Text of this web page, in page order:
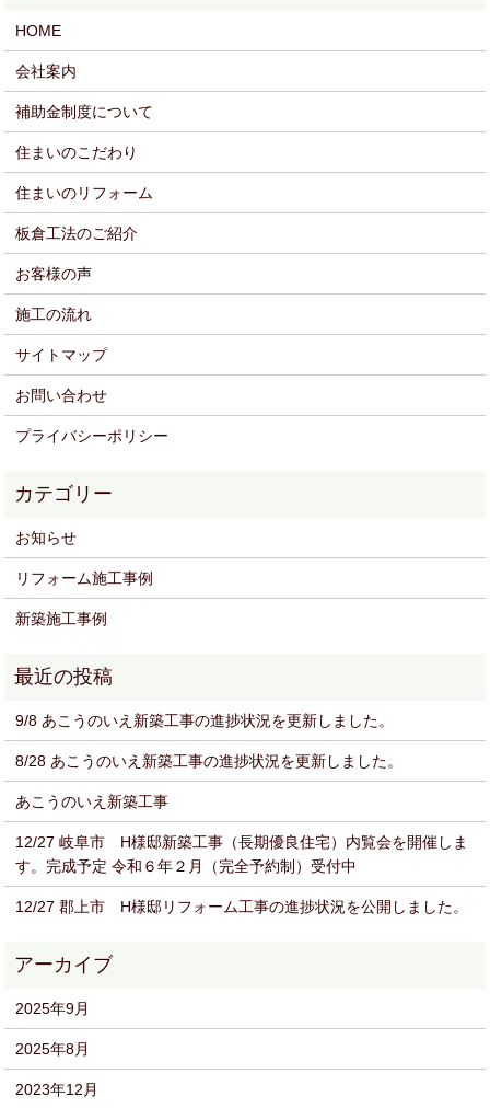
HOME
会社案内
補助金制度について
住まいのこだわり
住まいのリフォーム
板倉工法のご紹介
お客様の声
施工の流れ
サイトマップ
お問い合わせ
プライバシーポリシー
お知らせ
リフォーム施工事例
新築施工事例
9/8 あこうのいえ新築工事の進捗状況を更新しました。
8/28 あこうのいえ新築工事の進捗状況を更新しました。
あこうのいえ新築工事
12/27 岐阜市 H様邸新築工事（長期優良住宅）内覧会を開催しま
す。完成予定 令和６年２月（完全予約制）受付中
12/27 郡上市 H様邸リフォーム工事の進捗状況を公開しました。
2025年9月
2025年8月
2023年12月